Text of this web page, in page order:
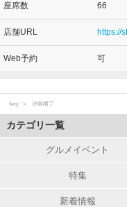
座席数 66
店舗URL https://
Web予約 可
favy 汐留横丁
カテゴリ一覧
グルメイベント
特集
新着情報